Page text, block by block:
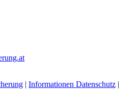
| Informationen Datenschutz |